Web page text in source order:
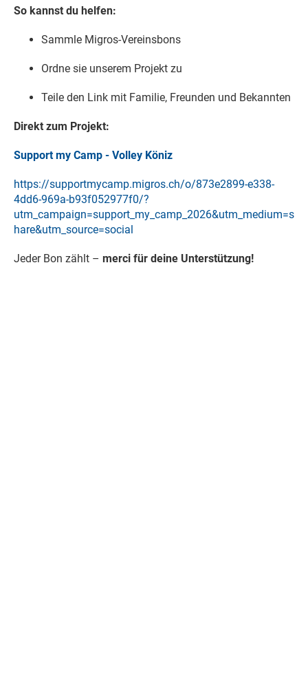
So kannst du helfen:
Sammle Migros-Vereinsbons
Ordne sie unserem Projekt zu
Teile den Link mit Familie, Freunden und Bekannten
Direkt zum Projekt:
Support my Camp - Volley Köniz
https://supportmycamp.migros.ch/o/873e2899-e338-
4dd6-969a-b93f052977f0/?
utm_campaign=support_my_camp_2026&utm_medium=s
hare&utm_source=social
Jeder Bon zählt – merci für deine Unterstützung!